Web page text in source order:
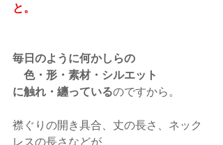
と。
毎日のように何かしらの
色・形・素材・シルエット
に触れ・纏っているのですから。
襟ぐりの開き具合、丈の長さ、ネック
レスの長さなどが